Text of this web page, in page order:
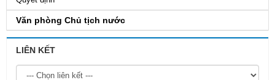
Văn phòng Chủ tịch nước
LIÊN KẾT